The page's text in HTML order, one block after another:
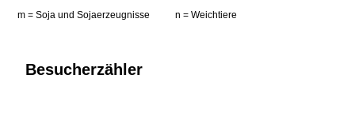
m = Soja und Sojaerzeugnisse
n = Weichtiere
Besucherzähler